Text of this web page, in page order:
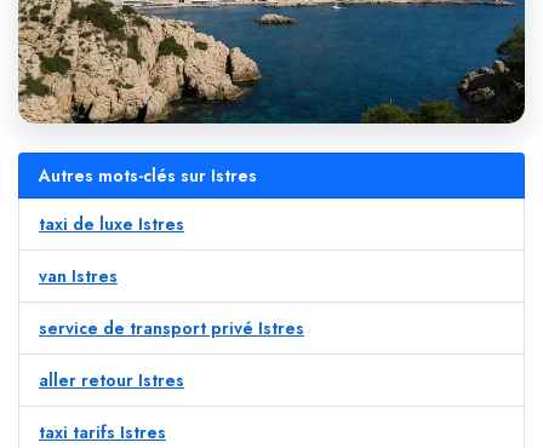
Autres mots-clés sur Istres
taxi de luxe Istres
van Istres
service de transport privé Istres
aller retour Istres
taxi tarifs Istres